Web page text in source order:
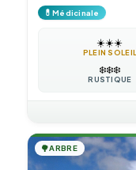
💊Médicinale
☀️☀️☀️
PLEIN SOLEIL
❄️❄️❄️
RUSTIQUE
🌳ARBRE